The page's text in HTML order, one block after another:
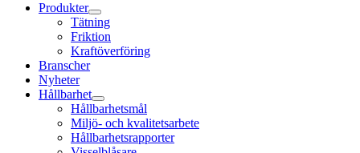
Produkter
Tätning
Friktion
Kraftöverföring
Branscher
Nyheter
Hållbarhet
Hållbarhetsmål
Miljö- och kvalitetsarbete
Hållbarhetsrapporter